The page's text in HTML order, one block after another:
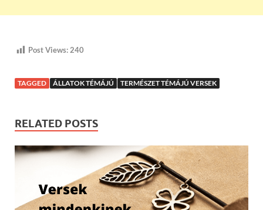
Post Views: 240
TAGGED ÁLLATOK TÉMÁJÚ TERMÉSZET TÉMÁJÚ VERSEK
RELATED POSTS